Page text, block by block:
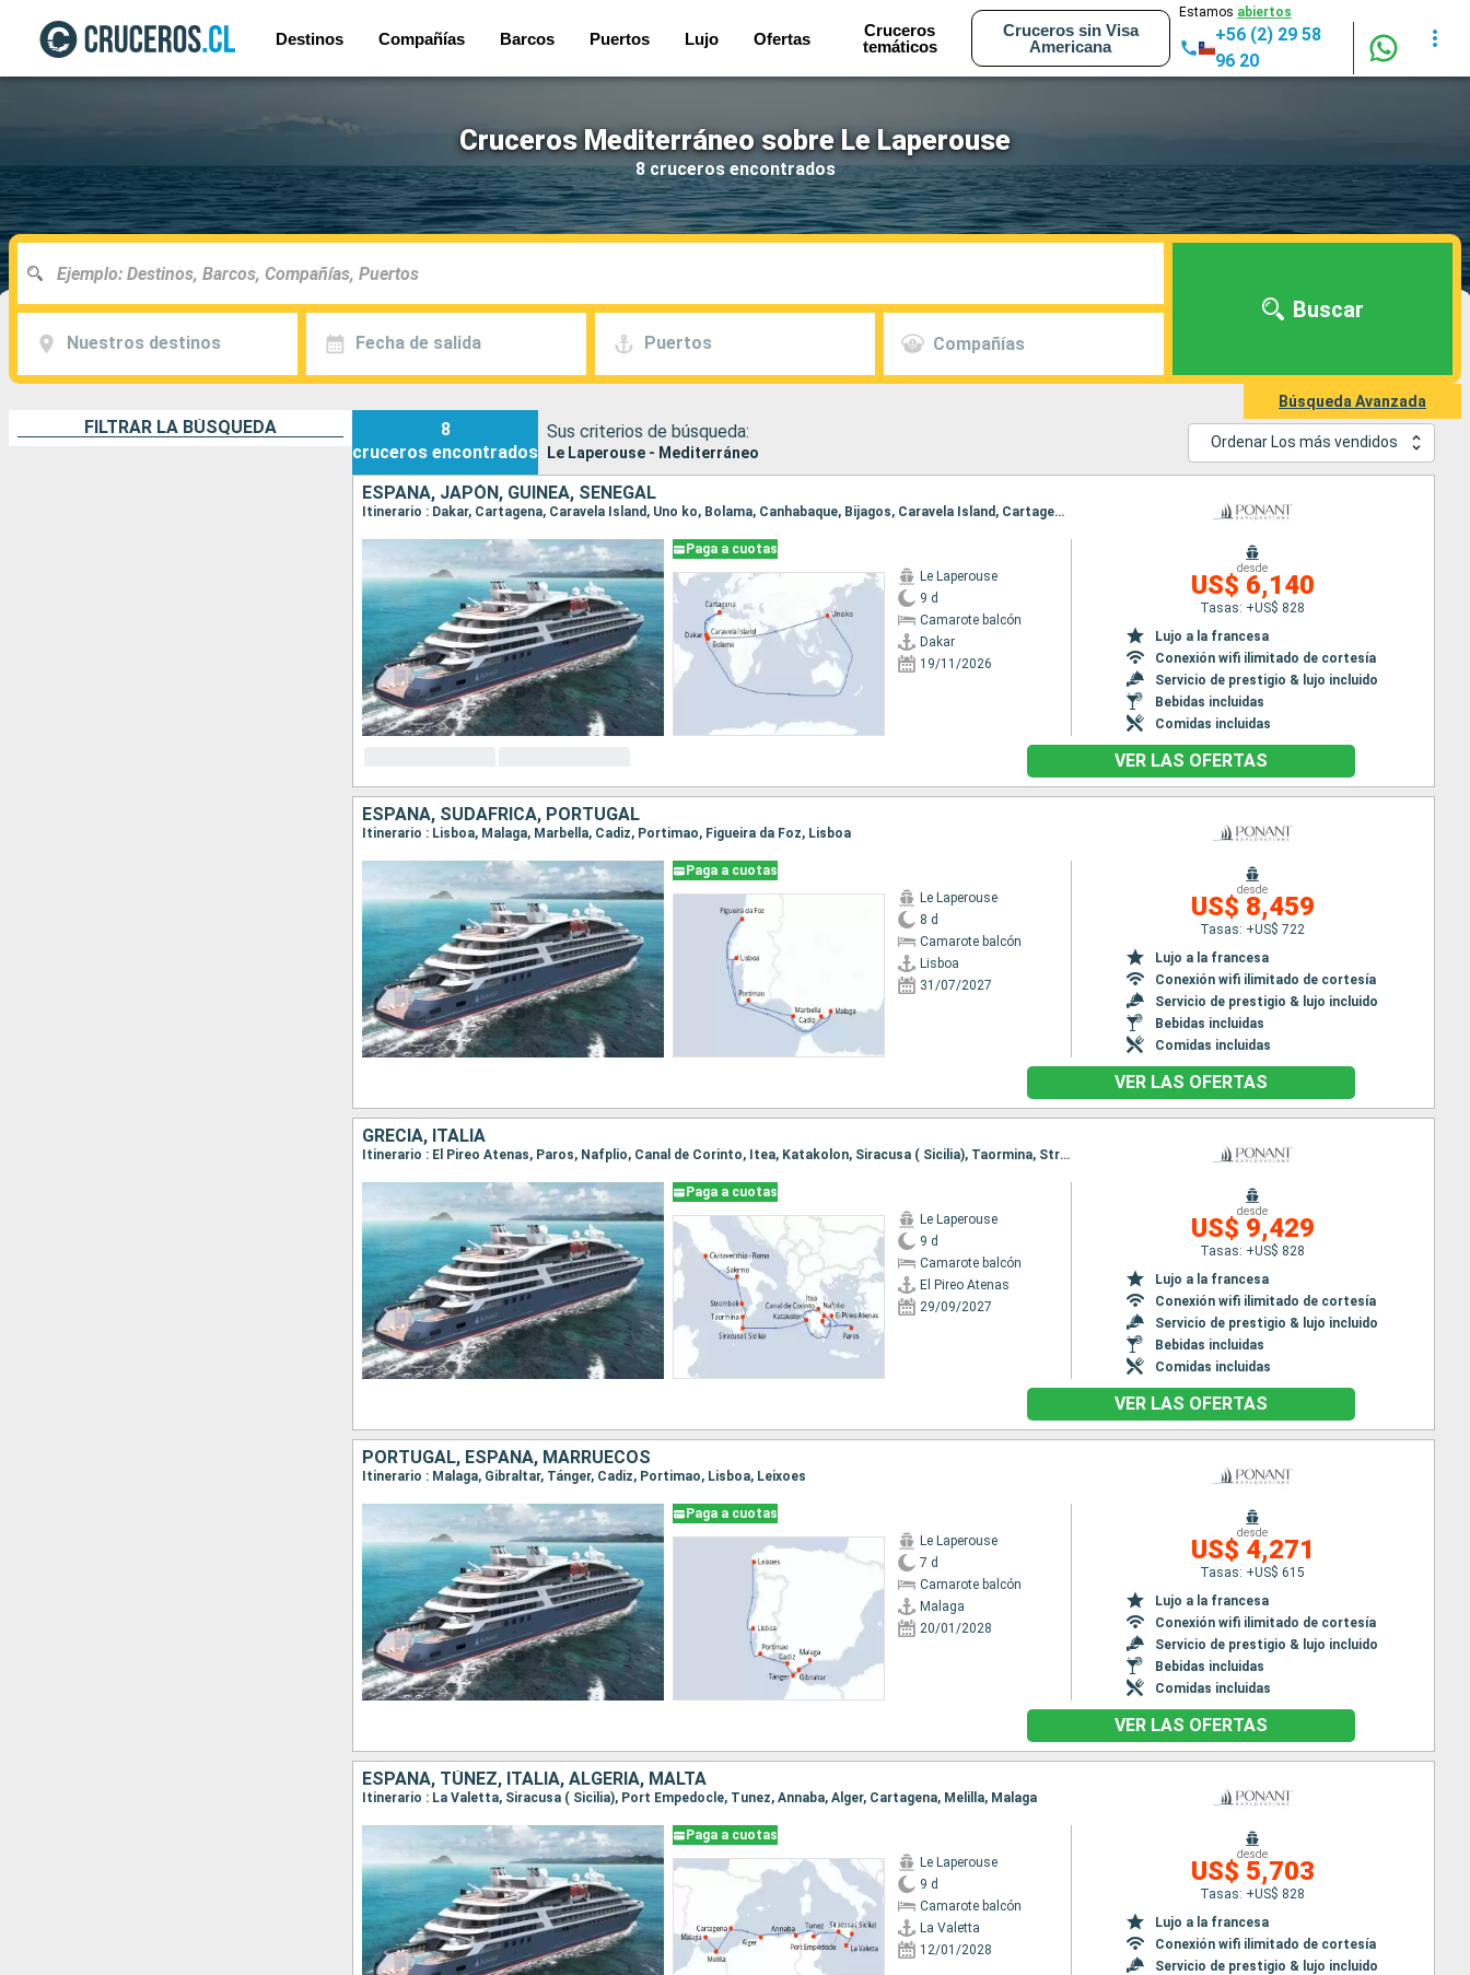
Destinos Compañías Barcos Puertos Lujo Ofertas
Cruceros
temáticos
Cruceros sin Visa
Americana
Estamos abiertos
+56 (2) 29 58
96 20
Cruceros Mediterráneo sobre Le Laperouse
8 cruceros encontrados
Nuestros destinos Fecha de salida Puertos Compañías
Buscar
Búsqueda Avanzada
FILTRAR LA BÚSQUEDA
8
cruceros encontrados
Sus criterios de búsqueda:
Le Laperouse - Mediterráneo
Ordenar Los más vendidos
ESPAÑA, JAPÓN, GUINEA, SENEGAL
Itinerario : Dakar, Cartagena, Caravela Island, Uno ko, Bolama, Canhabaque, Bijagos, Caravela Island, Cartagena, Ile de Kéré, Dakar
Paga a cuotas
Le Laperouse
9 d
Camarote balcón
Dakar
19/11/2026
desde
US$ 6,140
Tasas: +US$ 828
Lujo a la francesa
Conexión wifi ilimitado de cortesía
Servicio de prestigio & lujo incluido
Bebidas incluidas
Comidas incluidas
VER LAS OFERTAS
ESPAÑA, SUDAFRICA, PORTUGAL
Itinerario : Lisboa, Malaga, Marbella, Cadiz, Portimao, Figueira da Foz, Lisboa
Paga a cuotas
Le Laperouse
8 d
Camarote balcón
Lisboa
31/07/2027
desde
US$ 8,459
Tasas: +US$ 722
Lujo a la francesa
Conexión wifi ilimitado de cortesía
Servicio de prestigio & lujo incluido
Bebidas incluidas
Comidas incluidas
VER LAS OFERTAS
GRECIA, ITALIA
Itinerario : El Pireo Atenas, Paros, Nafplio, Canal de Corinto, Itea, Katakolon, Siracusa ( Sicilia), Taormina, Stromboli, Salerno, Civitavecchia - Roma
Paga a cuotas
Le Laperouse
9 d
Camarote balcón
El Pireo Atenas
29/09/2027
desde
US$ 9,429
Tasas: +US$ 828
Lujo a la francesa
Conexión wifi ilimitado de cortesía
Servicio de prestigio & lujo incluido
Bebidas incluidas
Comidas incluidas
VER LAS OFERTAS
PORTUGAL, ESPAÑA, MARRUECOS
Itinerario : Malaga, Gibraltar, Tánger, Cadiz, Portimao, Lisboa, Leixoes
Paga a cuotas
Le Laperouse
7 d
Camarote balcón
Malaga
20/01/2028
desde
US$ 4,271
Tasas: +US$ 615
Lujo a la francesa
Conexión wifi ilimitado de cortesía
Servicio de prestigio & lujo incluido
Bebidas incluidas
Comidas incluidas
VER LAS OFERTAS
ESPAÑA, TÚNEZ, ITALIA, ALGERIA, MALTA
Itinerario : La Valetta, Siracusa ( Sicilia), Port Empedocle, Tunez, Annaba, Alger, Cartagena, Melilla, Malaga
Paga a cuotas
Le Laperouse
9 d
Camarote balcón
La Valetta
12/01/2028
desde
US$ 5,703
Tasas: +US$ 828
Lujo a la francesa
Conexión wifi ilimitado de cortesía
Servicio de prestigio & lujo incluido